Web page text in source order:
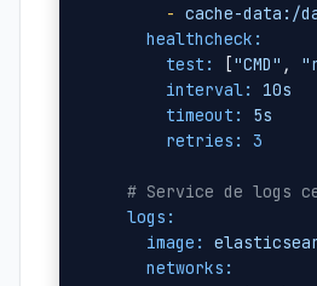
- cache-data:/
healthcheck:
test:
["CMD" ,
interval:
10s
timeout:
5s
retries:
3
# Service de logs
logs:
image:
networks: